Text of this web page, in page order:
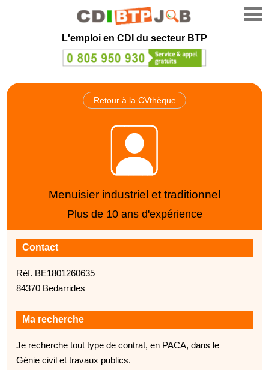
L'emploi en CDI du secteur BTP
Retour à la CVthèque
Menuisier industriel et traditionnel
Plus de 10 ans d'expérience
Contact
Réf. BE1801260635
84370 Bedarrides
Ma recherche
Je recherche tout type de contrat, en PACA, dans le
Génie civil et travaux publics.